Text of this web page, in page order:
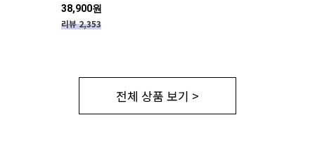
38,900원
리뷰 2,353
전체 상품 보기 >